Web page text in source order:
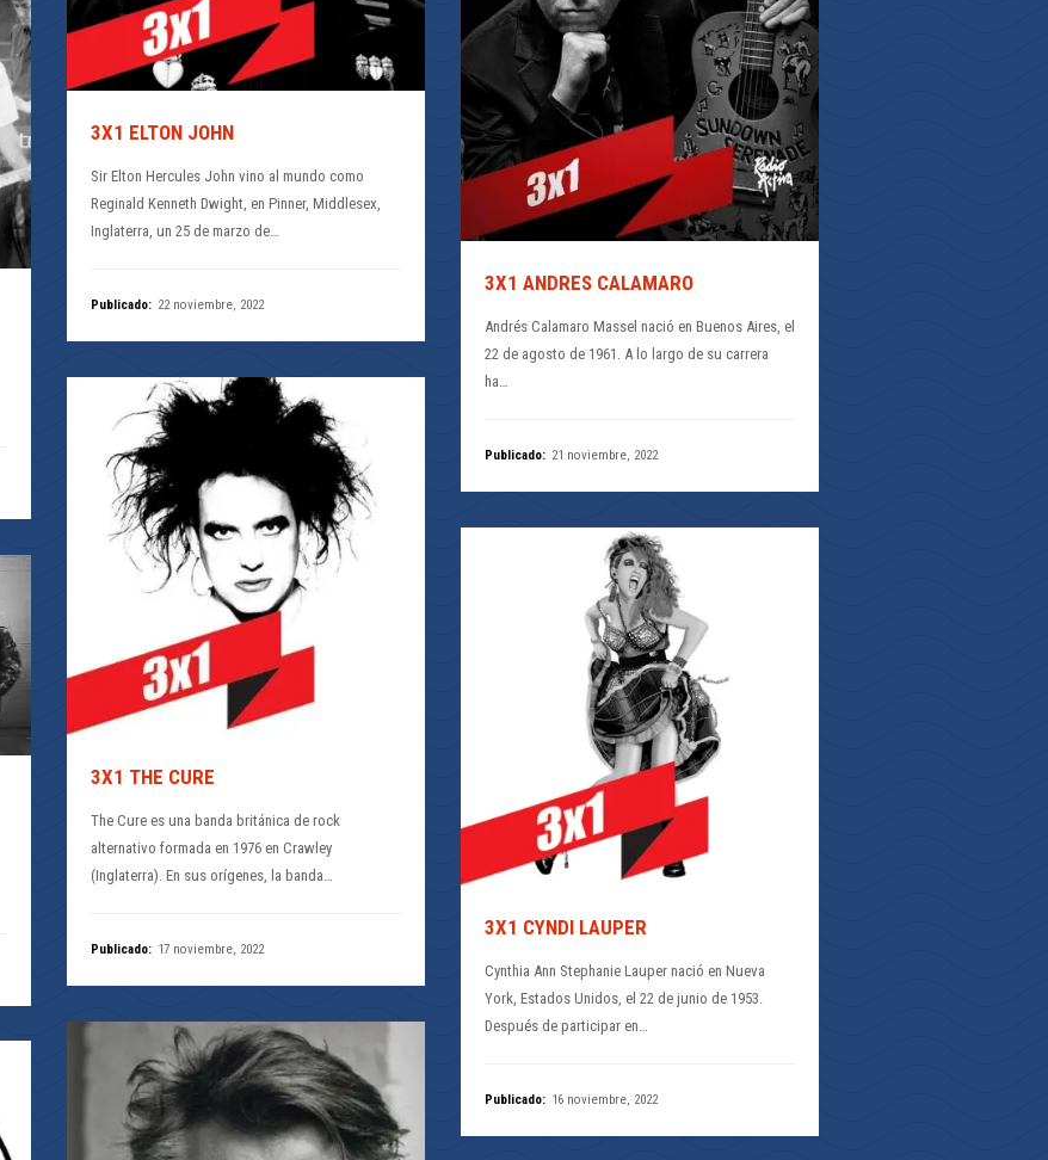
3X1 ELTON JOHN
Sir Elton Hercules John vino al mundo como
Reginald Kenneth Dwight, en Pinner, Middlesex,
Inglaterra, un 25 de marzo de…
Publicado: 22 noviembre, 2022
3X1 ANDRES CALAMARO
Andrés Calamaro Massel nació en Buenos Aires, el
22 de agosto de 1961. A lo largo de su carrera
ha…
Publicado: 21 noviembre, 2022
3X1 THE CURE
The Cure es una banda británica de rock
alternativo formada en 1976 en Crawley
(Inglaterra). En sus orígenes, la banda…
Publicado: 17 noviembre, 2022
3X1 CYNDI LAUPER
Cynthia Ann Stephanie Lauper nació en Nueva
York, Estados Unidos, el 22 de junio de 1953.
Después de participar en…
Publicado: 16 noviembre, 2022